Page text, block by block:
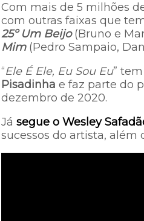
Com mais de 5 milhões
com outras faixas que
25ºUm Beijo(Bruno e
Mim(Pedro Sampaio,
“Ele É Ele, Eu Sou Eu”
Pisadinha e faz parte do
dezembro de 2020.
Já segue o Wesley
sucessos do artista, além